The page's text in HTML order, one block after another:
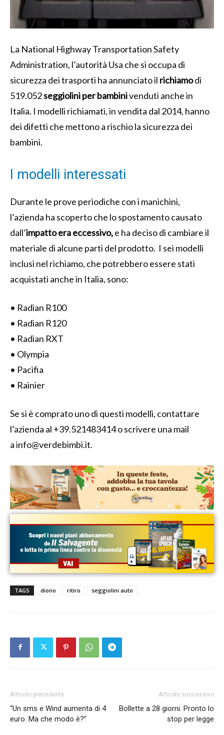
La National Highway Transportation Safety
Administration, l’autorità Usa che si occupa di
sicurezza dei trasporti ha annunciato il richiamodi
519.052seggiolini per bambinivenduti anche in
Italia. I modelli richiamati, in vendita dal 2014, hanno
dei difetti che mettono a rischio la sicurezza dei
bambini.
I modelli interessati
Durante le prove periodiche con i manichini,
l’azienda ha scoperto che lo spostamento causato
dall’impatto era eccessivo,e ha deciso di cambiare il
materiale di alcune parti del prodotto. I sei modelli
inclusi nel richiamo, che potrebbero essere stati
acquistati anche in Italia, sono:
• Radian R100
• Radian R120
• Radian RXT
• Olympia
• Pacifia
• Rainier
Se si è comprato uno di questi modelli, contattare
l’azienda al +39.521483414 o scrivere una mail
ainfo@verdebimbi.it.
TAGS diono ritiro seggiolini auto
Articolo precedente
“Un sms e Wind aumenta di 4
euro. Ma che modo è?”
Articolo successivo
Bollette a 28 giorni. Pronto lo
stop per legge